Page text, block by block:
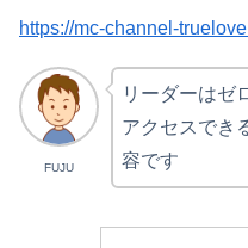
https://mc-channel-
FUJU
リーダーはゼ
アクセスでき
容です